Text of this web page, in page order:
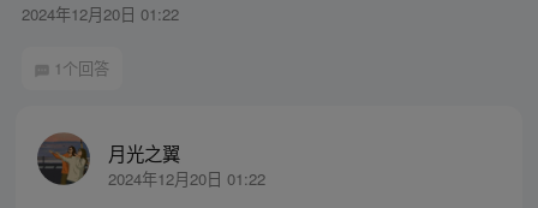
2024年12月20日 01:22
1个回答
月光之翼
2024年12月20日 01:22